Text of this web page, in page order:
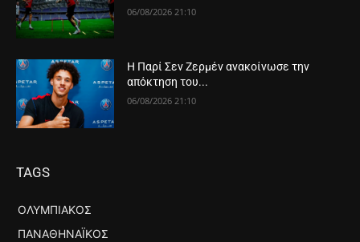
06/08/2026 21:10
Η Παρί Σεν Ζερμέν ανακοίνωσε την
απόκτηση του...
06/08/2026 21:10
TAGS
ΟΛΥΜΠΙΑΚΌΣ
ΠΑΝΑΘΗΝΑΪΚΌΣ